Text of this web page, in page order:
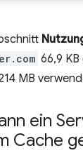
66,9
MB
ein
Cache